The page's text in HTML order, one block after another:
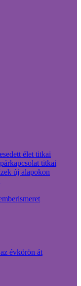
élet titkai
titkai
új alapokon
évkörön át